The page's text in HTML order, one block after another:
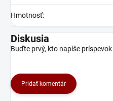
Hmotnosť:
Diskusia
Buďte prvý, kto napíše
Pridať komentár